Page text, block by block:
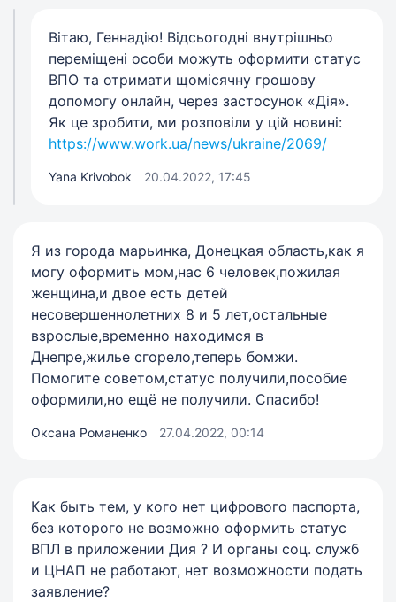
Вітаю, Геннадію! Відсьогодні внутрішньо
переміщені особи можуть оформити статус
ВПО та отримати щомісячну грошову
допомогу онлайн, через застосунок «Дія».
Як це зробити, ми розповіли у цій новині:
https://www.work.ua/news/ukraine/2069/
Yana Krivobok 20.04.2022, 17:45
Я из города марьинка, Донецкая область,как я
могу оформить мом,нас 6 человек,пожилая
женщина,и двое есть детей
несовершеннолетних 8 и 5 лет,остальные
взрослые,временно находимся в
Днепре,жилье сгорело,теперь бомжи.
Помогите советом,статус получили,пособие
оформили,но ещё не получили. Спасибо!
Оксана Романенко 27.04.2022, 00:14
Как быть тем, у кого нет цифрового паспорта,
без которого не возможно оформить статус
ВПЛ в приложении Дия ? И органы соц. служб
и ЦНАП не работают, нет возможности подать
заявление?